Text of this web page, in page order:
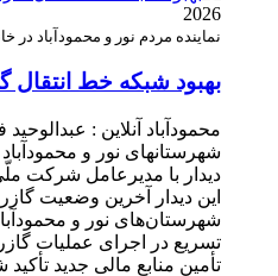
2026
نماینده مردم نور و محمودآباد در
بهبود شبکه خط انتقال
محمودآباد آنلاین :
شهرستانهای نور و
دیدار با مدیرعامل شرکت
این دیدار آخرین وضعیت
شهرستان‌های نور و
تسریع در اجرای عملیات
تأمین منابع مالی جدید تأکید